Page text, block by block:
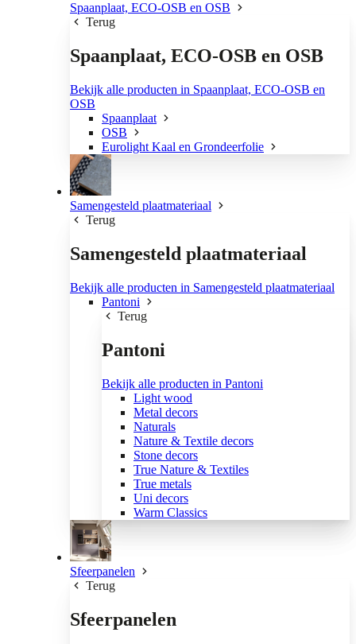
Spaanplaat, ECO-OSB en OSB
Terug
Spaanplaat, ECO-OSB en OSB
Bekijk alle producten in Spaanplaat, ECO-OSB en
OSB
Spaanplaat
OSB
Eurolight Kaal en Grondeerfolie
Samengesteld plaatmateriaal
Terug
Samengesteld plaatmateriaal
Bekijk alle producten in Samengesteld plaatmateriaal
Pantoni
Terug
Pantoni
Bekijk alle producten in Pantoni
Light wood
Metal decors
Naturals
Nature & Textile decors
Stone decors
True Nature & Textiles
True metals
Uni decors
Warm Classics
Sfeerpanelen
Terug
Sfeerpanelen